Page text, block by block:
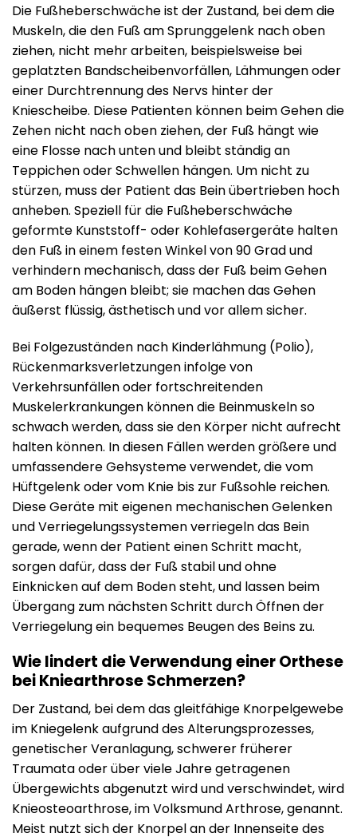
Die Fußheberschwäche ist der Zustand, bei dem die
Muskeln, die den Fuß am Sprunggelenk nach oben
ziehen, nicht mehr arbeiten, beispielsweise bei
geplatzten Bandscheibenvorfällen, Lähmungen oder
einer Durchtrennung des Nervs hinter der
Kniescheibe. Diese Patienten können beim Gehen die
Zehen nicht nach oben ziehen, der Fuß hängt wie
eine Flosse nach unten und bleibt ständig an
Teppichen oder Schwellen hängen. Um nicht zu
stürzen, muss der Patient das Bein übertrieben hoch
anheben. Speziell für die Fußheberschwäche
geformte Kunststoff- oder Kohlefasergeräte halten
den Fuß in einem festen Winkel von 90 Grad und
verhindern mechanisch, dass der Fuß beim Gehen
am Boden hängen bleibt; sie machen das Gehen
äußerst flüssig, ästhetisch und vor allem sicher.
Bei Folgezuständen nach Kinderlähmung (Polio),
Rückenmarksverletzungen infolge von
Verkehrsunfällen oder fortschreitenden
Muskelerkrankungen können die Beinmuskeln so
schwach werden, dass sie den Körper nicht aufrecht
halten können. In diesen Fällen werden größere und
umfassendere Gehsysteme verwendet, die vom
Hüftgelenk oder vom Knie bis zur Fußsohle reichen.
Diese Geräte mit eigenen mechanischen Gelenken
und Verriegelungssystemen verriegeln das Bein
gerade, wenn der Patient einen Schritt macht,
sorgen dafür, dass der Fuß stabil und ohne
Einknicken auf dem Boden steht, und lassen beim
Übergang zum nächsten Schritt durch Öffnen der
Verriegelung ein bequemes Beugen des Beins zu.
Wie lindert die Verwendung einer Orthese
bei Kniearthrose Schmerzen?
Der Zustand, bei dem das gleitfähige Knorpelgewebe
im Kniegelenk aufgrund des Alterungsprozesses,
genetischer Veranlagung, schwerer früherer
Traumata oder über viele Jahre getragenen
Übergewichts abgenutzt wird und verschwindet, wird
Knieosteoarthrose, im Volksmund Arthrose, genannt.
Meist nutzt sich der Knorpel an der Innenseite des